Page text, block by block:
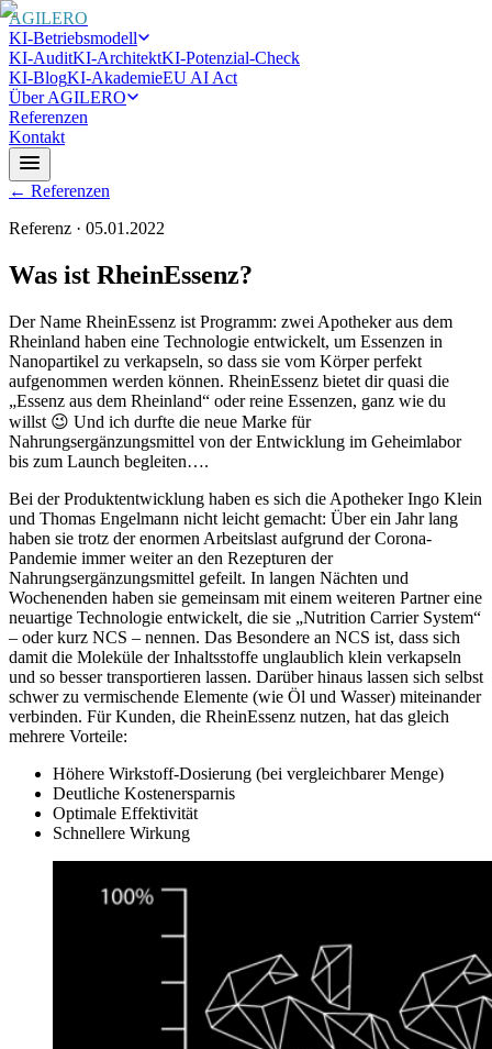
AGILERO
KI-Betriebsmodell
KI-AuditKI-ArchitektKI-Potenzial-Check
KI-BlogKI-AkademieEU AI Act
Über AGILERO
Referenzen
Kontakt
← Referenzen
Referenz · 05.01.2022
Was ist RheinEssenz?
Der Name RheinEssenz ist Programm: zwei Apotheker aus dem
Rheinland haben eine Technologie entwickelt, um Essenzen in
Nanopartikel zu verkapseln, so dass sie vom Körper perfekt
aufgenommen werden können. RheinEssenz bietet dir quasi die
„Essenz aus dem Rheinland“ oder reine Essenzen, ganz wie du
willst 😉 Und ich durfte die neue Marke für
Nahrungsergänzungsmittel von der Entwicklung im Geheimlabor
bis zum Launch begleiten….
Bei der Produktentwicklung haben es sich die Apotheker Ingo Klein
und Thomas Engelmann nicht leicht gemacht: Über ein Jahr lang
haben sie trotz der enormen Arbeitslast aufgrund der Corona-
Pandemie immer weiter an den Rezepturen der
Nahrungsergänzungsmittel gefeilt. In langen Nächten und
Wochenenden haben sie gemeinsam mit einem weiteren Partner eine
neuartige Technologie entwickelt, die sie „Nutrition Carrier System“
– oder kurz NCS – nennen. Das Besondere an NCS ist, dass sich
damit die Moleküle der Inhaltsstoffe unglaublich klein verkapseln
und so besser transportieren lassen. Darüber hinaus lassen sich selbst
schwer zu vermischende Elemente (wie Öl und Wasser) miteinander
verbinden. Für Kunden, die RheinEssenz nutzen, hat das gleich
mehrere Vorteile:
Höhere Wirkstoff-Dosierung (bei vergleichbarer Menge)
Deutliche Kostenersparnis
Optimale Effektivität
Schnellere Wirkung